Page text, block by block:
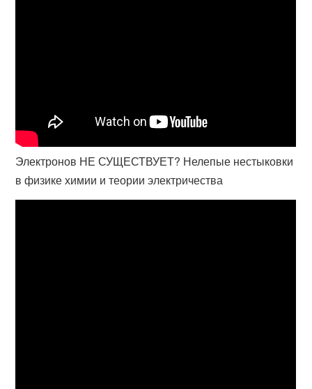
Электронов НЕ СУЩЕСТВУЕТ? Нелепые нестыковки
в физике химии и теории электричества